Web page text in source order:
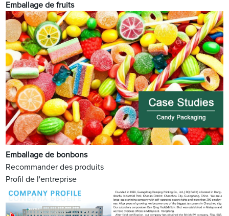
Emballage de fruits
Emballage de bonbons
Recommander des produits
Profil de l'entreprise